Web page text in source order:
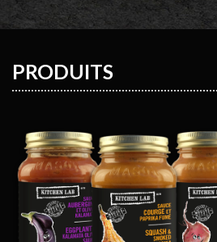
PRODUITS